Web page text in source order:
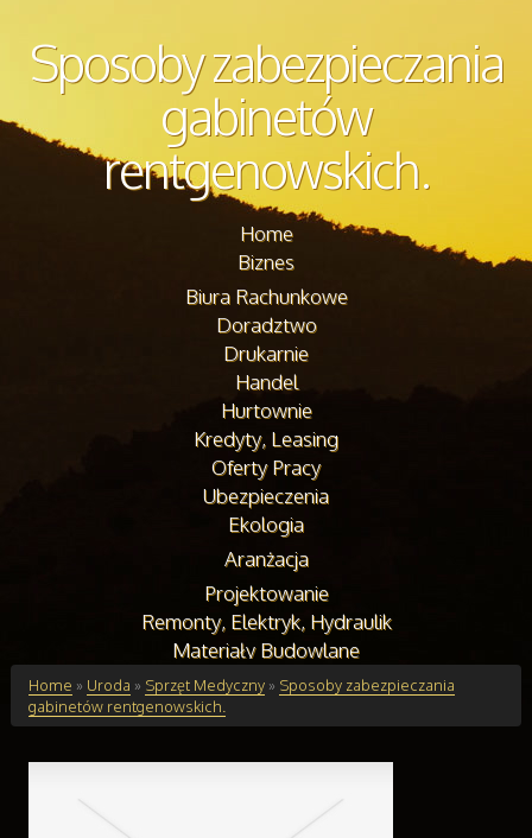
Sposoby zabezpieczania
gabinetów
rentgenowskich.
Home
Biznes
Biura Rachunkowe
Doradztwo
Drukarnie
Handel
Hurtownie
Kredyty, Leasing
Oferty Pracy
Ubezpieczenia
Ekologia
Aranżacja
Projektowanie
Remonty, Elektryk, Hydraulik
Materiały Budowlane
Budynki
Drzwi i Okna
Home » Uroda » Sprzęt Medyczny» Sposoby zabezpieczania
gabinetów rentgenowskich.